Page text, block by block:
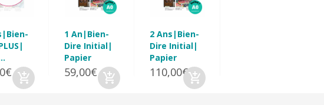
1 An|Bien-
Dire Initial|
Papier
59,00€
2 Ans|Bien-
Dire Initial|
Papier
110,00€